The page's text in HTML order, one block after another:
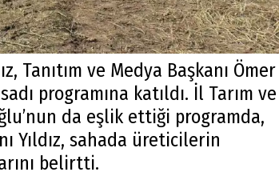
Tanıtım ve Medya Başkanı Ömer
programına katıldı. İl Tarım ve
da eşlik ettiği programda,
Yıldız, sahada üreticilerin
belirtti.